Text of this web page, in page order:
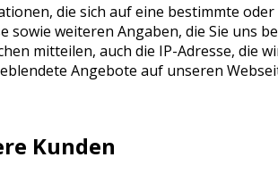
die sich auf eine bestimmte
weiteren Angaben, die Sie uns
mitteilen, auch die IP-Adresse,
Angebote auf unseren
Kunden